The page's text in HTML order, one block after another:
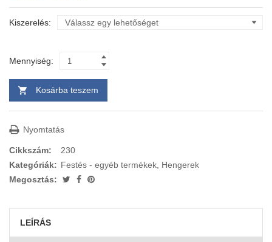
Kiszerelés
Mennyiség:
Kosárba teszem
Nyomtatás
Cikkszám:
230
Kategóriák: Festés - egyéb termékek Hengerek
Megosztás:
LEÍRÁS